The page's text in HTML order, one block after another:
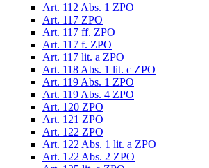
Art. 112 Abs. 1 ZPO
Art. 117 ZPO
Art. 117 ff. ZPO
Art. 117 f. ZPO
Art. 117 lit. a ZPO
Art. 118 Abs. 1 lit. c ZPO
Art. 119 Abs. 1 ZPO
Art. 119 Abs. 4 ZPO
Art. 120 ZPO
Art. 121 ZPO
Art. 122 ZPO
Art. 122 Abs. 1 lit. a ZPO
Art. 122 Abs. 2 ZPO